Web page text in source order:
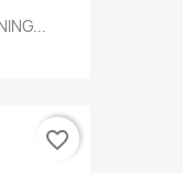
favorite_border